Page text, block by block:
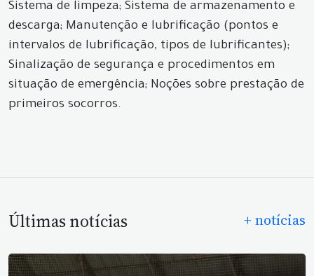
Sistema de limpeza; Sistema de armazenamento e
descarga; Manutenção e lubrificação (pontos e
intervalos de lubrificação, tipos de lubrificantes);
Sinalização de segurança e procedimentos em
situação de emergência; Noções sobre prestação de
primeiros socorros.
Últimas notícias + notícias